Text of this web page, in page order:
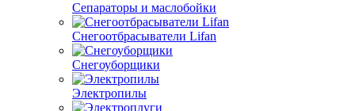
Сепараторы и маслобойки
Снегоотбрасыватели Lifan
Снегоуборщики
Электропилы